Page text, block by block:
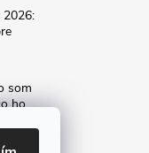
som
ho